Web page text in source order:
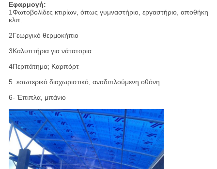
Εφαρμογή:
1Φωτοβολίδες κτιρίων, όπως γυμναστήριο, εργαστήριο, αποθήκη
κλπ.
2Γεωργικό θερμοκήπιο
3Καλυπτήρια για νάτατορια
4Περπάτημα; Καρπόρτ
5. εσωτερικό διαχωριστικό, αναδιπλούμενη οθόνη
6- Έπιπλα, μπάνιο